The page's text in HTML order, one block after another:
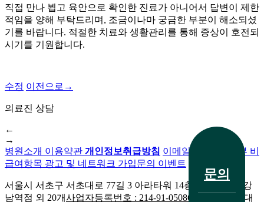
점
60
대
남
성
피
부
염
두
피
와
마
직접 만나 뵙고 육안으로 확인한 진료가 아니어서 답변이 제한
적임을 양해 부탁드리며 , 조금이나마 궁금한 부분이 해소되셨
기를 바랍니다. 적절한 치료와 생활관리를 통해 증상이 호전되
시기를 기원합니다.
수정 이전으로 →
의료진 상담
←
→
병원소개 이용약관 개인정보취급방침 이메일무단수집거부 비
급여항목 광고 및 네트워크 가입문의 이벤트
서울시 서초구 서초대로 77길 3 아라타워 14층
생기한의원 강
남역점 외 20개사업자등록번호 : 214-91-05086외 20개 지점 대
문의